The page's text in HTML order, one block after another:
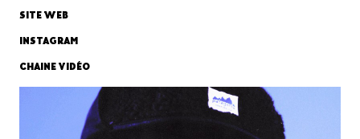
SITE WEB
INSTAGRAM
CHAINE VIDÉO